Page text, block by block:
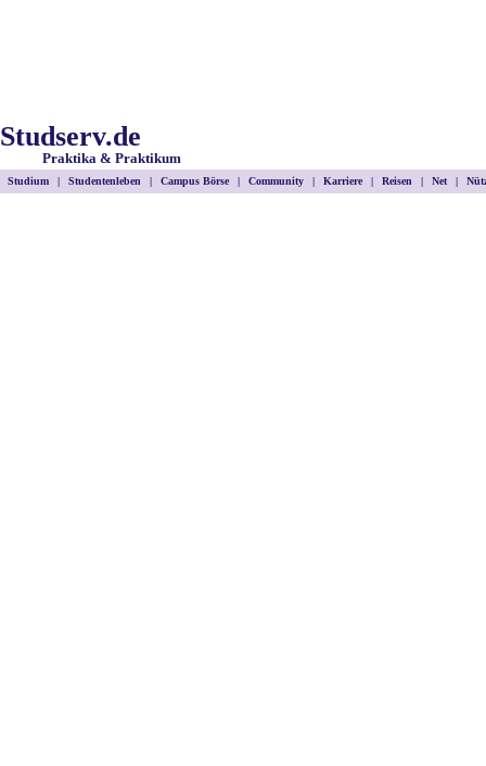
Studserv.de
Praktika & Praktikum
Studium | Studentenleben | Campus Börse | Community | Karriere | Reisen | Net |